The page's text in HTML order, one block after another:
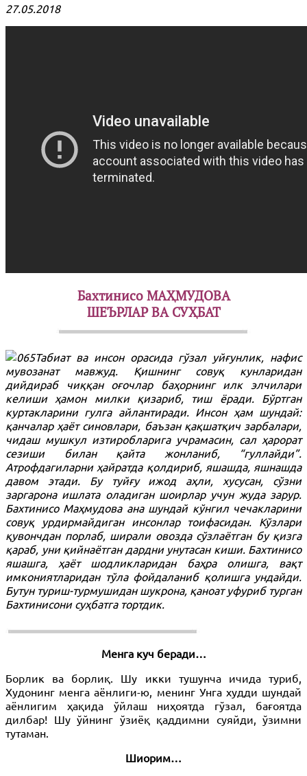
27.05.2018
Бахтинисо МАҲМУДОВА
ШЕЪРЛАР ВА СУҲБАТ
Табиат ва инсон орасида гўзал уйғунлик, нафис
мувозанат мавжуд. Қишнинг совуқ кунларидан
дийдираб чиққан оғочлар баҳорнинг илк элчилари
келиши ҳамон милки қизариб, тиш ёради. Бўртган
куртакларини гулга айлантиради. Инсон ҳам шундай:
қанчалар ҳаёт синовлари, баъзан қақшатқич зарбалари,
чидаш мушкул изтиробларига учрамасин, сал ҳарорат
сезиши билан қайта жонланиб, “гуллайди”.
Атрофдагиларни ҳайратда қолдириб, яшашда, яшнашда
давом этади. Бу туйғу ижод аҳли, хусусан, сўзни
заргарона ишлата оладиган шоирлар учун жуда зарур.
Бахтинисо Маҳмудова ана шундай кўнгил чечакларини
совуқ урдирмайдиган инсонлар тоифасидан. Кўзлари
қувончдан порлаб, ширали овозда сўзлаётган бу қизга
қараб, уни қийнаётган дардни унутасан киши. Бахтинисо
яшашга, ҳаёт шодликларидан баҳра олишга, вақт
имкониятларидан тўла фойдаланиб қолишга ундайди.
Бутун туриш-турмушидан шукрона, қаноат уфуриб турган
Бахтинисони суҳбатга тортдик.
Менга куч беради…
Борлик ва борлиқ. Шу икки тушунча ичида туриб,
Худонинг менга аёнлиги-ю, менинг Унга худди шундай
аёнлигим ҳақида ўйлаш ниҳоятда гўзал, бағоятда
дилбар! Шу ўйнинг ўзиёқ қаддимни суяйди, ўзимни
тутаман.
Шиорим…